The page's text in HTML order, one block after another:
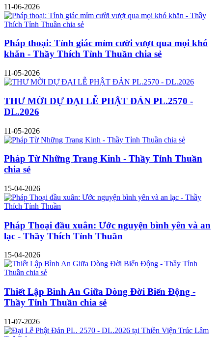
11-06-2026
Pháp thoại: Tỉnh giác mỉm cười vượt qua mọi khó
khăn - Thầy Thích Tỉnh Thuần chia sẻ
11-05-2026
THƯ MỜI DỰ ĐẠI LỄ PHẬT ĐẢN PL.2570 -
DL.2026
11-05-2026
Pháp Từ Những Trang Kinh - Thầy Tỉnh Thuần
chia sẻ
15-04-2026
Pháp Thoại đầu xuân: Ước nguyện bình yên và an
lạc - Thầy Thích Tỉnh Thuần
15-04-2026
Thiết Lập Bình An Giữa Dòng Đời Biến Động -
Thầy Tỉnh Thuần chia sẻ
11-07-2026